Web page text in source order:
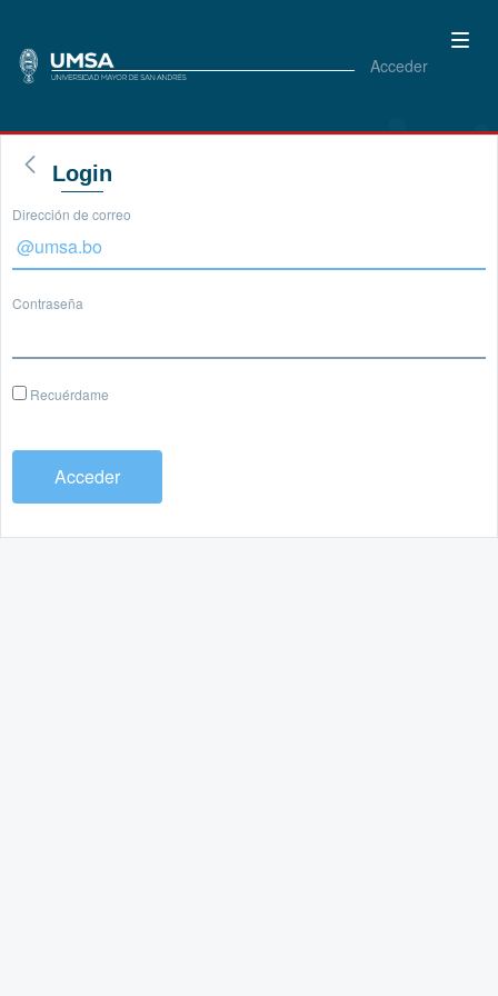
Acceder
Login
Dirección de correo
Contraseña
Recuérdame
Acceder